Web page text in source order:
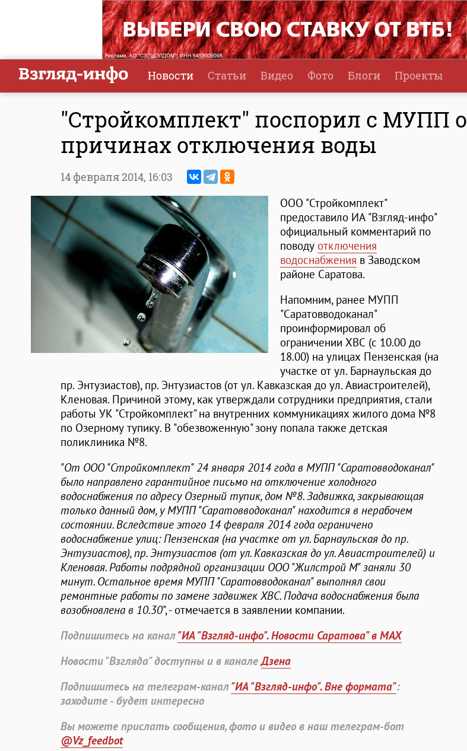
Новости Статьи Видео Фото Блоги Проекты
"Стройкомплект" поспорил с МУПП о
причинах отключения воды
14 февраля 2014, 16:03
ООО "Стройкомплект"
предоставило ИА "Взгляд-инфо"
официальный комментарий по
поводу отключения
водоснабжения в Заводском
районе Саратова.
Напомним, ранее МУПП
"Саратовводоканал"
проинформировал об
ограничении ХВС (с 10.00 до
18.00) на улицах Пензенская (на
участке от ул. Барнаульская до
пр. Энтузиастов), пр. Энтузиастов (от ул. Кавказская до ул. Авиастроителей),
Кленовая. Причиной этому, как утверждали сотрудники предприятия, стали
работы УК "Стройкомплект" на внутренних коммуникациях жилого дома №8
по Озерному тупику. В "обезвоженную" зону попала также детская
поликлиника №8.
"От ООО "Стройкомплект" 24 января 2014 года в МУПП "Саратовводоканал"
было направлено гарантийное письмо на отключение холодного
водоснабжения по адресу Озерный тупик, дом №8. Задвижка, закрывающая
только данный дом, у МУПП "Саратовводоканал" находится в нерабочем
состоянии. Вследствие этого 14 февраля 2014 года ограничено
водоснабжение улиц: Пензенская (на участке от ул. Барнаульская до пр.
Энтузиастов), пр. Энтузиастов (от ул. Кавказская до ул. Авиастроителей) и
Кленовая. Работы подрядной организации ООО "Жилстрой М" заняли 30
минут. Остальное время МУПП "Саратовводоканал" выполнял свои
ремонтные работы по замене задвижек ХВС. Подача водоснабжения была
возобновлена в 10.30", - отмечается в заявлении компании.
Подпишитесь на канал"ИА "Взгляд-инфо". Новости Саратова" в MAX
Новости "Взгляда" доступны и в каналеДзена
Подпишитесь на телеграм-канал"ИА "Взгляд-инфо". Вне формата":
заходите - будет интересно
Вы можете прислать сообщения, фото и видео в наш телеграм-бот
@Vz_feedbot